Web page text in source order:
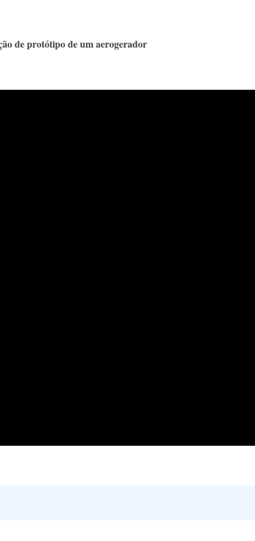
de protótipo de um aerogerador